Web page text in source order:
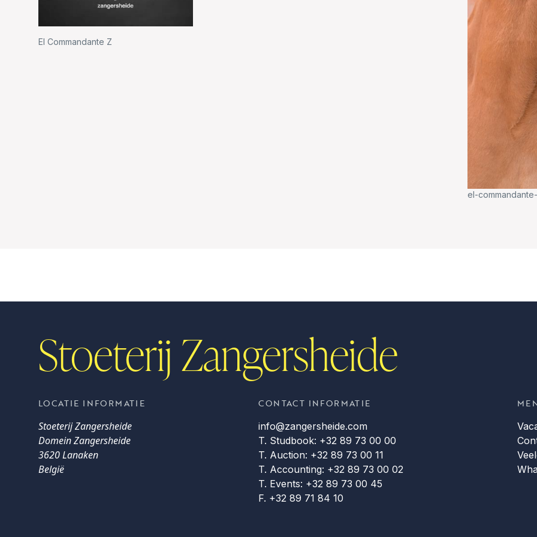
El Commandante Z
el-
Stoeterij Zangersheide
LOCATIE INFORMATIE
Stoeterij Zangersheide
Domein Zangersheide
3620 Lanaken
België
CONTACT INFORMATIE
info@zangersheide.com
T. Studbook: +32 89 73 00 00
T. Auction: +32 89 73 00 11
T. Accounting: +32 89 73 00 02
T. Events: +32 89 73 00 45
F. +32 89 71 84 10